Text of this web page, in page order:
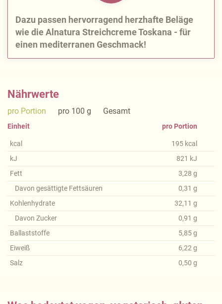
Dazu passen hervorragend herzhafte Beläge
wie die Alnatura Streichcreme Toskana - für
einen mediterranen Geschmack!
Nährwerte
pro Portion pro 100 g Gesamt
Einheit
kcal
kJ
Fett
Davon gesättigte Fettsäuren
Kohlenhydrate
Davon Zucker
Ballaststoffe
Eiweiß
Salz
pro Portion
195 kcal
821 kJ
3,28 g
0,31 g
32,11 g
0,91 g
5,85g
6,22 g
0,50 g